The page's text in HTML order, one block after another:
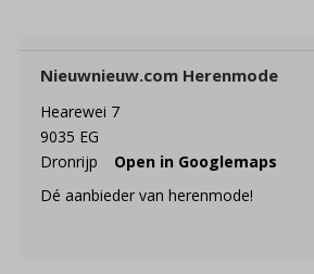
Nieuwnieuw.com Herenmode
Hearewei 7
9035 EG
Dronrijp
Open in Googlemaps
Dé aanbieder van herenmode!